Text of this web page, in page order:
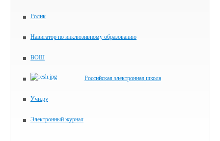
Ролик
Навигатор по инклюзивному образованию
ВОШ
Российская электронная школа
Учи.ру
Электронный журнал